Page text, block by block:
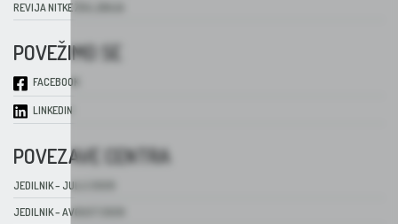
REVIJA NITKE ŽIVLJENJA
POVEŽIMO SE
FACEBOOK
LINKEDIN
POVEZAVE CENTRA
JEDILNIK – JULIJ 2026
JEDILNIK – AVGUST 2026